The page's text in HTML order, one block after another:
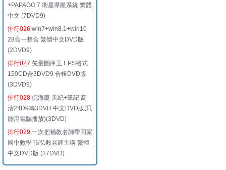
+PAPAGO 7 衛星導航系統 繁體
中文 (7DVD9)
排行026 win7+win8.1+win10
28合一整合 繁體中文DVD版
(2DVD9)
排行027 矢量圖庫王 EPS格式
150CD合3DVD9 合輯DVD版
(3DVD9)
排行028 倪海廈 天紀+筆記 高
清24D9轉3DVD 中文DVD版(只
能用電腦播放)(3DVD)
排行029 一次把補教名師帶回家
國中數學 張弘毅老師主講 繁體
中文DVD版 (17DVD)